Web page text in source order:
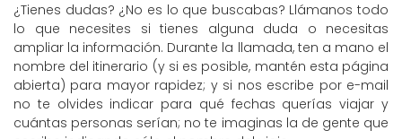
¿Tienes dudas? ¿No es lo que buscabas? Llámanos todo
lo que necesites si tienes alguna duda o necesitas
ampliar la información. Durante la llamada, ten a mano el
nombre del itinerario (y si es posible, mantén esta página
abierta) para mayor rapidez; y si nos escribe por e-mail
no te olvides indicar para qué fechas querías viajar y
cuántas personas serían; no te imaginas la de gente que